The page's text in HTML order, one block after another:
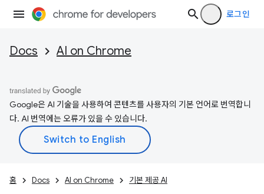
로그인
Docs AI on Chrome
Google은 AI 기술을 사용하여 콘텐츠를 사용자의 기본 언어로 번역합니
다. AI 번역에는 오류가 있을 수 있습니다.
홈 Docs AI on Chrome 기본 제공 AI